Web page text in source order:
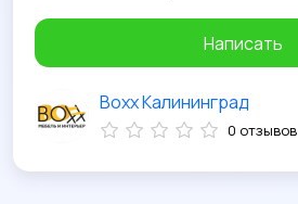
Написать
Boxx Калининград
0 отзывов